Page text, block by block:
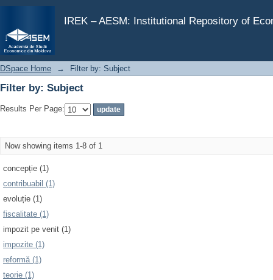
IREK – AESM: Institutional Repository of
Filter by: Subject
DSpace Home → Filter by: Subject
Filter by: Subject
Results Per Page:
Now showing items 1-8 of 1
concepție (1)
contribuabil (1)
evoluție (1)
fiscalitate (1)
impozit pe venit (1)
impozite (1)
reformă (1)
teorie (1)